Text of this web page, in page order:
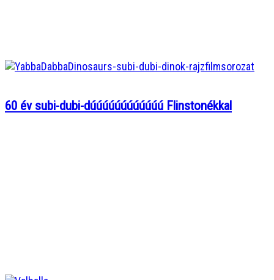
60 év subi-dubi-dúúúúúúúúúúúú Flinstonékkal